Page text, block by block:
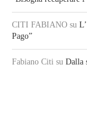
CITI FABIANO su
Pago”
Fabiano Citi su Dalla